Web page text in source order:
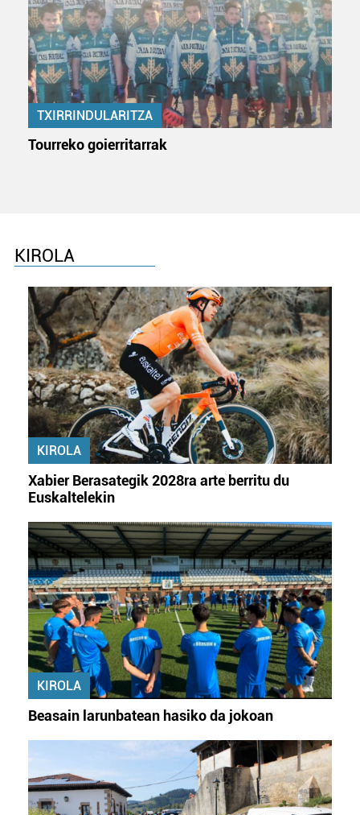
TXIRRINDULARITZA
Tourreko goierritarrak
KIROLA
KIROLA
Xabier Berasategik 2028ra arte berritu du
Euskaltelekin
KIROLA
Beasain larunbatean hasiko da jokoan